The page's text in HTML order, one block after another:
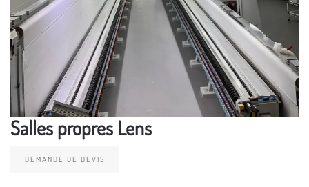
Salles propres Lens
DEMANDE DE DEVIS